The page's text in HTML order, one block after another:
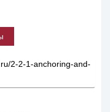
2-2-1-anchoring-and-